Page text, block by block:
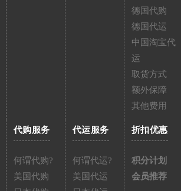
德国代购
德国代运
中国淘宝代
运
取货方式
额外保障
其他费用
代购服务
何谓代购?
美国代购
代运服务
何谓代运?
美国代运
折扣优惠
积分计划
会员推荐